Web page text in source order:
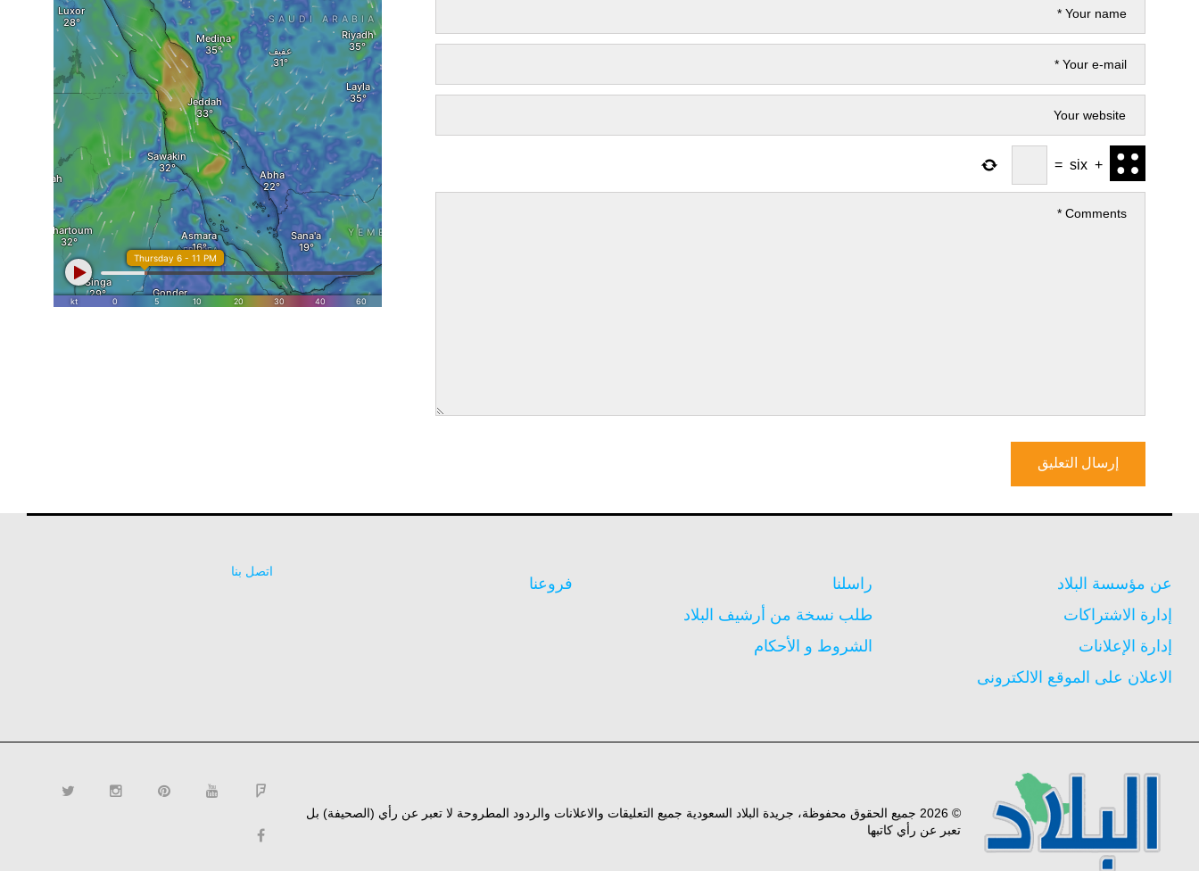
+
six
=
عن مؤسسة البلاد
إدارة الاشتراكات
إدارة الإعلانات
الاعلان على الموقع الالكترونى
راسلنا
طلب نسخة من أرشيف البلاد
الشروط و الأحكام
فروعنا
اتصل بنا
© 2026 جميع الحقوق محفوظة، جريدة البلاد السعودية جميع التعليقات والاعلانات والردود المطروحة لا تعبر عن رأي (الصحيفة) بل
تعبر عن رأي كاتبها